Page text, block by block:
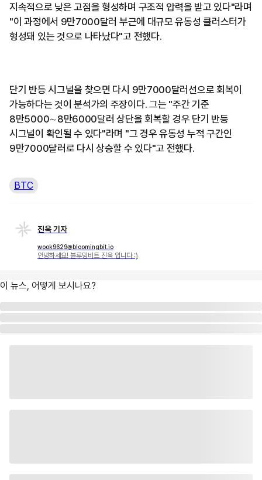
지속적으로 낮은 고점을 형성하며 구조적 압력을 받고 있다"라며
"이 과정에서 9만7000달러 부근에 대규모 유동성 클러스터가
형성돼 있는 것으로 나타났다"고 전했다.
단기 반등 시그널을 찾으면 다시 9만7000달러선으로 회복이
가능하다는 것이 분석가의 주장이다. 그는 "주간 기준
8만5000∼8만6000달러 상단을 회복할 경우 단기 반등
시그널이 확인될 수 있다"라며 "그 경우 유동성 누적 구간인
9만7000달러로 다시 상승할 수 있다"고 전했다.
BTC
진욱 기자
wook9629@bloomingbit.io
안녕하세요! 블루밍비트 진욱 입니다 :)
이 뉴스, 어떻게 보시나요?